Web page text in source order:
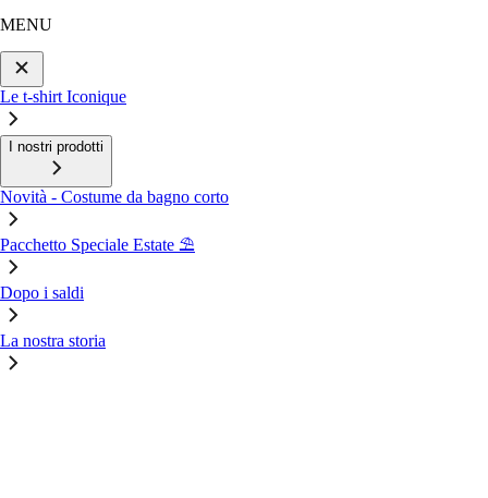
MENU
Le t-shirt Iconique
I nostri prodotti
Novità - Costume da bagno corto
Pacchetto Speciale Estate ⛱️
Dopo i saldi
La nostra storia